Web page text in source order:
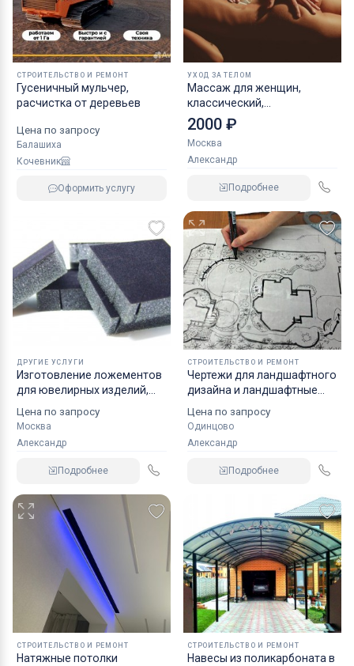
СТРОИТЕЛЬСТВО И РЕМОНТ
Гусеничный мульчер,
расчистка от деревьев
Цена по запросу
Балашиха
Кочевник
Оформить услугу
УХОД ЗА ТЕЛОМ
Массаж для женщин,
классический,
расслабляющий
2000 ₽
Москва
Александр
Подробнее
ДРУГИЕ УСЛУГИ
Изготовление ложементов
для ювелирных изделий,
значков, медалей,
сувенирной продукции
Цена по запросу
Москва
Александр
Подробнее
СТРОИТЕЛЬСТВО И РЕМОНТ
Чертежи для ландшафтного
дизайна и ландшафтные
работы в Одинцово
Цена по запросу
Одинцово
Александр
Подробнее
СТРОИТЕЛЬСТВО И РЕМОНТ
Натяжные потолки
СТРОИТЕЛЬСТВО И РЕМОНТ
Навесы из поликарбоната в